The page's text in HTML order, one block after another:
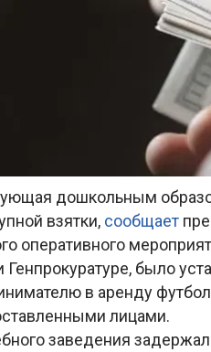
дошкольным
взятки, сообщает
оперативного
Генпрокуратуре, было
в аренду
лицами.
заведения